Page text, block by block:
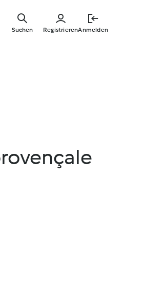
RegistrierenAnmelden
Suchen